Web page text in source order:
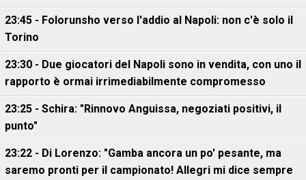
23:45 - Folorunsho verso l'addio al Napoli: non c'è solo il
Torino
23:30 - Due giocatori del Napoli sono in vendita, con uno il
rapporto è ormai irrimediabilmente compromesso
23:25 - Schira: "Rinnovo Anguissa, negoziati positivi, il
punto"
23:22 - Di Lorenzo: "Gamba ancora un po' pesante, ma
saremo pronti per il campionato! Allegri mi dice sempre